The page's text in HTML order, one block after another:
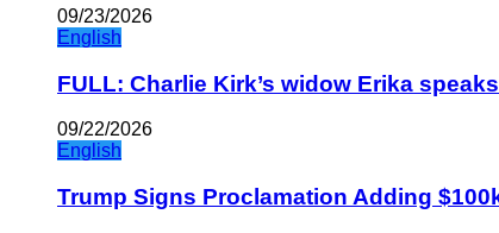
09/23/2026
English
FULL: Charlie Kirk’s widow Erika
09/22/2026
English
Trump Signs Proclamation Adding